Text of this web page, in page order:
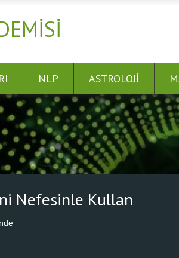
NLP ASTROLOJI
Ol
Kalbe Bağlan! Dünyayı Şifalandır.